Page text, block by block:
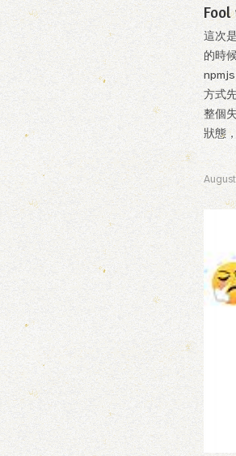
這次
的時
方式
整個
狀態